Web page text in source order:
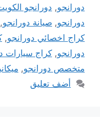
دورانجو, دورانجو
دورانجو, صيانة دورانجو,
كراج اخصائي دورانجو,
دورانجو, كراج سيارات
متخصص دورانجو,
أضف تعليق